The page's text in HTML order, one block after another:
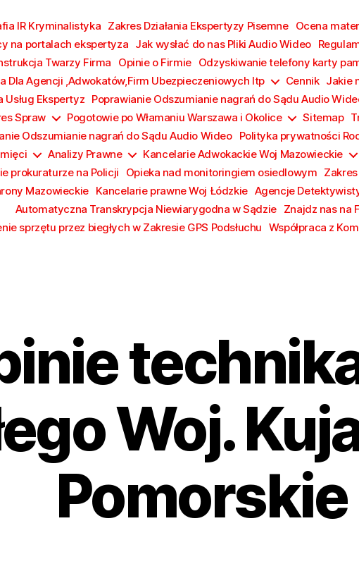
IR Kryminalistyka Zakres Działania Ekspertyzy Pisemne Ocena
na portalach ekspertyza Jak wysłać do nas Pliki Audio Wideo
Twarzy Firma Opinie o Firmie Odzyskiwanie telefony karty
Dla Agencji ,Adwokatów,Firm Ubezpieczeniowych Itp
Cennik Jakie
Usług Ekspertyz Poprawianie Odszumianie nagrań do Sądu Audio
Spraw
Pogotowie po Włamaniu Warszawa i Okolice Sitemap
Odszumianie nagrań do Sądu Audio Wideo
Polityka prywatności
Analizy Prawne
Kancelarie Adwokackie Woj Mazowieckie
prokuraturze na Policji
Opieka nad monitoringiem osiedlowym
Mazowieckie Kancelarie prawne Woj Łódzkie Agencje
Automatyczna Transkrypcja Niewiarygodna w Sądzie Znajdz nas na
sprzętu przez biegłych w Zakresie GPS Podsłuchu Współpraca z
Woj.
Pomorskie